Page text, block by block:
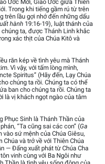
Ước Mới, Giao Ước giữa Thiên
Trong khi tiếng gầm rú từ trên
trên lầu gợi nhớ đến những dấu
hành 19:16-19), luật thánh của
ta, được Thánh Linh khắc
xác thịt của Chúa Kitô và
răn kép về tình yêu mà Thánh
Vì vậy, với tấm lòng mình,
Spiritus” (Hãy đến, Lạy Chúa
chúng ta rồi. Chúng ta có thể
ban cho chúng ta rồi. Chúng ta
là vị khách ngọt ngào của tâm
Phục Sinh là Thánh Thần của
“Ta cũng sai các con” (Ga
sứ mệnh của Chúa Giêsu,
và trở về với Thiên Chúa
— Đấng xuất phát từ Chúa Cha
vinh cùng với Ba Ngôi như